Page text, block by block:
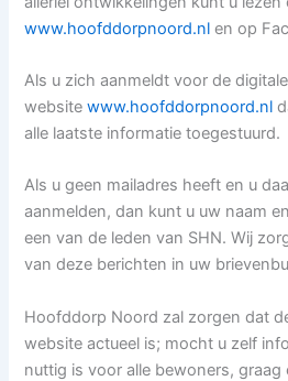
www.hoofddorpnoord.nl en op
Als u zich aanmeldt voor de
websitewww.hoofddorpnoord.nl
alle laatste informatie toegestuurd.
Als u geen mailadres heeft en u
aanmelden, dan kunt u uw naam
een van de leden van SHN. Wij
van deze berichten in uw
Hoofddorp Noord zal zorgen dat
website actueel is; mocht u zelf
nuttig is voor alle bewoners, graag